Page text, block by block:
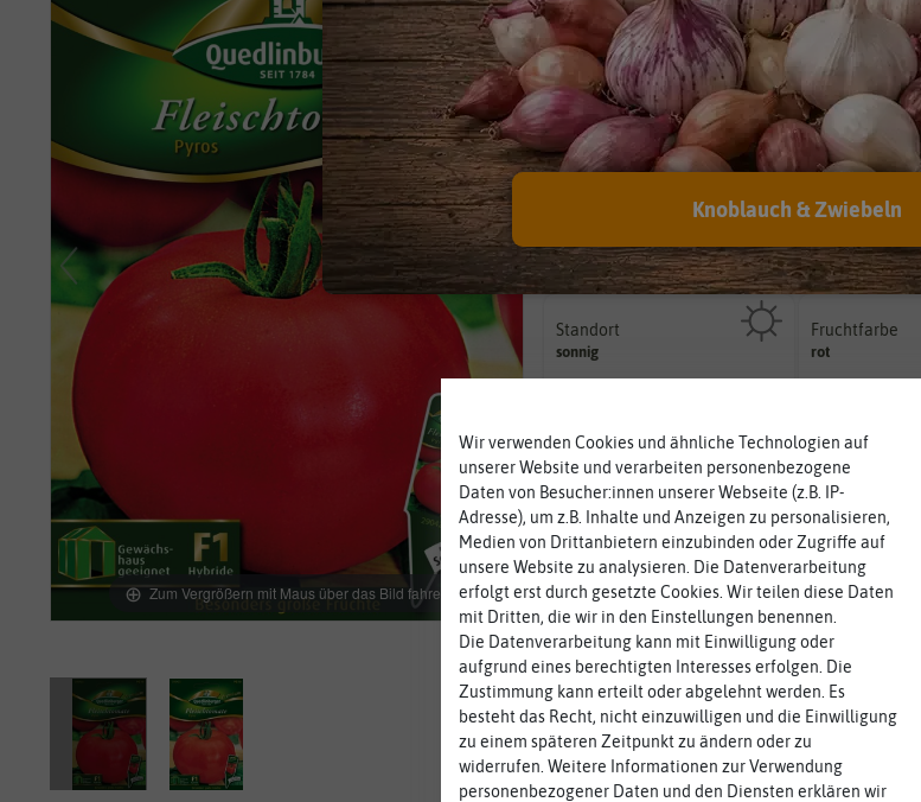
Zum Vergrößern mit Maus über das Bild fahren
Hersteller:
Quedlinburger Saatgut
Artikelnummer:
290423-qb
EAN:
4050422204230
Inhalt
Pflanzen)
Der botanische (lateinische)
Bestimmung der Pflanze.
Standort
sonnig
Pflanze? (schattig, halbschattig,
sonnig, vollsonnig) Fruchtfarbe
rot
Die Farbe der
sie nach dem
Wir verwenden Cookies und ähnliche Technologien auf
unserer Website und verarbeiten personenbezogene
Daten von Besucher:innen unserer Webseite (z.B. IP-
Adresse), um z.B. Inhalte und Anzeigen zu personalisieren,
Medien von Drittanbietern einzubinden oder Zugriffe auf
unsere Website zu analysieren. Die Datenverarbeitung
erfolgt erst durch gesetzte Cookies. Wir teilen diese Daten
mit Dritten, die wir in den Einstellungen benennen.
Die Datenverarbeitung kann mit Einwilligung oder
aufgrund eines berechtigten Interesses erfolgen. Die
Zustimmung kann erteilt oder abgelehnt werden. Es
besteht das Recht, nicht einzuwilligen und die Einwilligung
zu einem späteren Zeitpunkt zu ändern oder zu
widerrufen. Weitere Informationen zur Verwendung
personenbezogener Daten und den Diensten erklären wir
Knoblauch & Zwiebeln